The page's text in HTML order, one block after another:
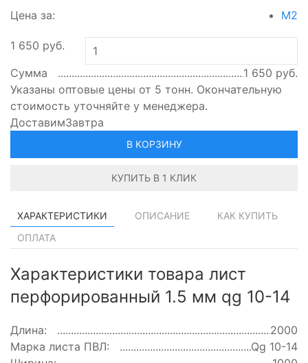
Цена за: М2
1 650 руб.
Сумма
1 650 руб.
Указаны оптовые цены от 5 тонн. Окончательную
стоимость уточняйте у менеджера.
ДоставимЗавтра
В КОРЗИНУ
КУПИТЬ В 1 КЛИК
ХАРАКТЕРИСТИКИ ОПИСАНИЕ
КАК КУПИТЬ
ОПЛАТА
Характеристики товара лист
перфорированный 1.5 мм qg 10-14
Длина:
2000
Марка листа ПВЛ:
Qg 10-14